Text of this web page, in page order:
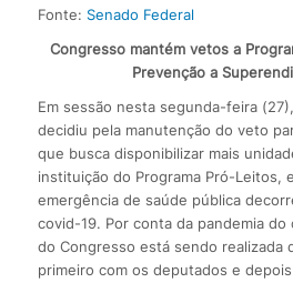
Fonte: Senado Federal
Congresso mantém vetos a
Prevenção a
Em sessão nesta segunda-feira
decidiu pela manutenção do veto
que busca disponibilizar mais
instituição do Programa Pró-Leitos,
emergência de saúde pública
covid-19. Por conta da pandemia do
do Congresso está sendo realizada
primeiro com os deputados e